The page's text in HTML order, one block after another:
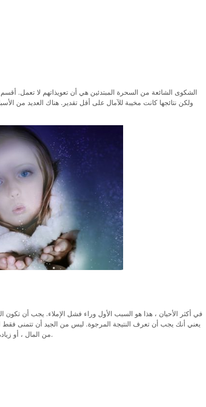
الشكوى الشائعة من السحرة المبتدئين هي أن تعويذاتهم لا تعمل. أقسم
ولكن نتائجها كانت مخيبة للآمال على أقل تقدير. هناك العديد من
في أكثر الأحيان ، هذا هو السبب الأول وراء فشل الإملاء. يجب أن تكون
يعني أنك يجب أن تعرف النتيجة المرجوة. ليس من الجيد أن تتمنى
من المال ، أو زيادة الحب. عليك التعبير عن نيتك بإيجاز.